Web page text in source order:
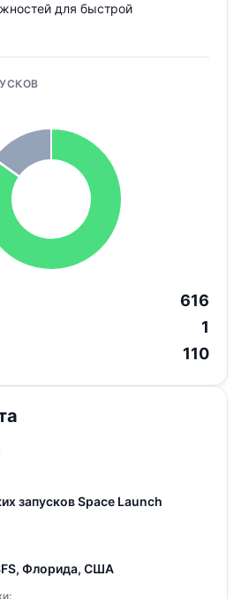
для быстрой
616
1
110
запусков Space Launch
Флорида, США